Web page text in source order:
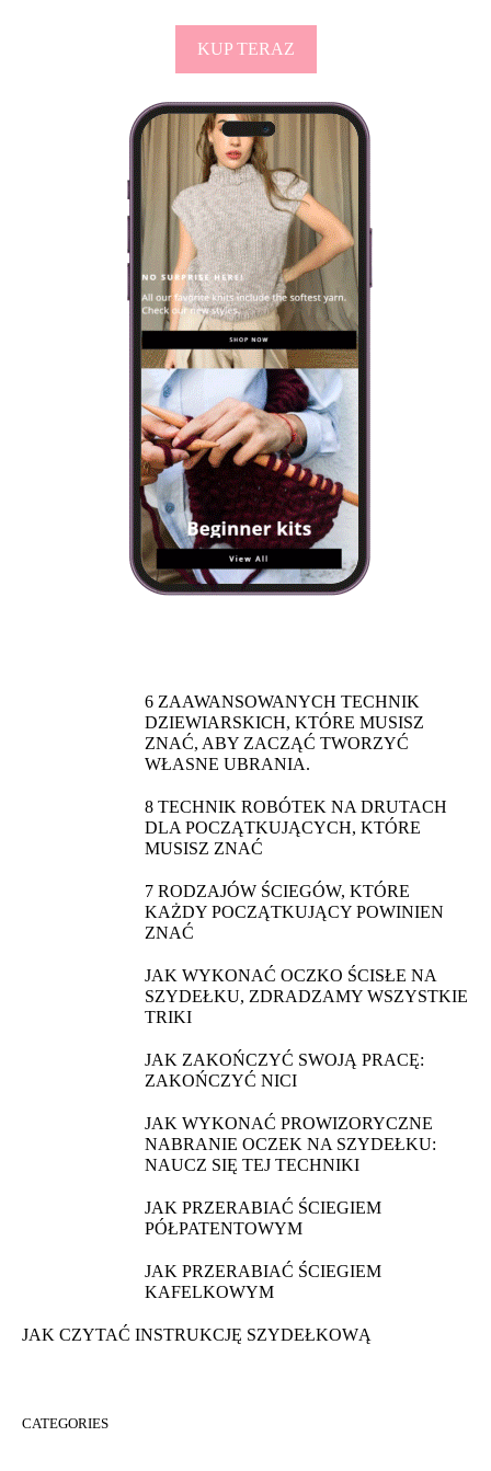
KUP TERAZ
6 ZAAWANSOWANYCH TECHNIK
DZIEWIARSKICH, KTÓRE MUSISZ
ZNAĆ, ABY ZACZĄĆ TWORZYĆ
WŁASNE UBRANIA.
8 TECHNIK ROBÓTEK NA DRUTACH
DLA POCZĄTKUJĄCYCH, KTÓRE
MUSISZ ZNAĆ
7 RODZAJÓW ŚCIEGÓW, KTÓRE
KAŻDY POCZĄTKUJĄCY POWINIEN
ZNAĆ
JAK WYKONAĆ OCZKO ŚCISŁE NA
SZYDEŁKU, ZDRADZAMY WSZYSTKIE
TRIKI
JAK ZAKOŃCZYĆ SWOJĄ PRACĘ:
ZAKOŃCZYĆ NICI
JAK WYKONAĆ PROWIZORYCZNE
NABRANIE OCZEK NA SZYDEŁKU:
NAUCZ SIĘ TEJ TECHNIKI
JAK PRZERABIAĆ ŚCIEGIEM
PÓŁPATENTOWYM
JAK PRZERABIAĆ ŚCIEGIEM
KAFELKOWYM
JAK CZYTAĆ INSTRUKCJĘ SZYDEŁKOWĄ
CATEGORIES